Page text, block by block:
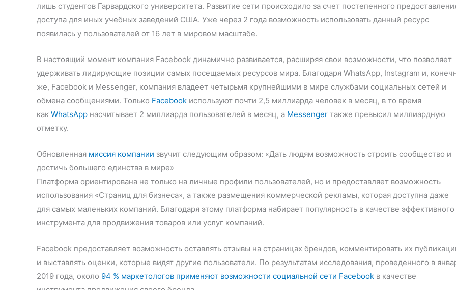
лишь студентов Гарвардского университета. Развитие сети происходило за счет постепенного
доступа для иных учебных заведений США. Уже через 2 года возможность использовать данный ресурс
появилась у пользователей от 16 лет в мировом масштабе.
В настоящий момент компания Facebook динамично развивается, расширяя свои возможности, что позволяет
удерживать лидирующие позиции самых посещаемых ресурсов мира. Благодаря WhatsApp, Instagram и,
же, Facebook и Messenger, компания владеет четырьмя крупнейшими в мире службами социальных сетей и
обмена сообщениями. Только Facebook используют почти 2,5 миллиарда человек в месяц, в то время
как WhatsApp насчитывает 2 миллиарда пользователей в месяц, а Messenger также превысил миллиардную
отметку.
Обновленная миссия компании звучит следующим образом: «Дать людям возможность строить сообщество и
достичь большего единства в мире»
Платформа ориентирована не только на личные профили пользователей, но и предоставляет возможность
использования «Страниц для бизнеса», а также размещения коммерческой рекламы, которая доступна даже
для самых маленьких компаний. Благодаря этому платформа набирает популярность в качестве эффективного
инструмента для продвижения товаров или услуг компаний.
Facebook предоставляет возможность оставлять отзывы на страницах брендов, комментировать их
и выставлять оценки, которые видят другие пользователи. По результатам исследования, проведенного в
2019 года, около 94 % маркетологов применяют возможности социальной сети Facebook в качестве